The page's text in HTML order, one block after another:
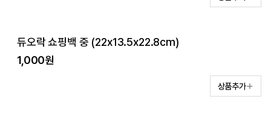
듀오락 쇼핑백 중 (22x13.5x22.8cm)
1,000원
상품추가